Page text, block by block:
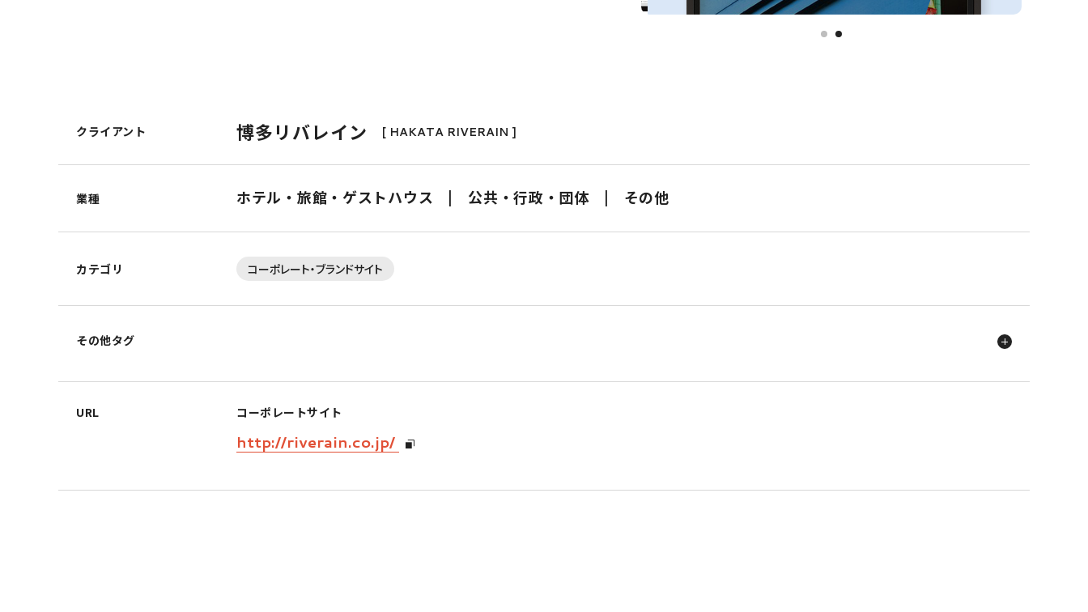
クライアント 博多リバレイン [ HAKATA RIVERAIN ]
業種 ホテル・旅館・ゲストハウス 公共・行政・団体 その他
カテゴリ コーポレート・ブランドサイト
その他タグ
URL コーポレートサイト
http://riverain.co.jp/